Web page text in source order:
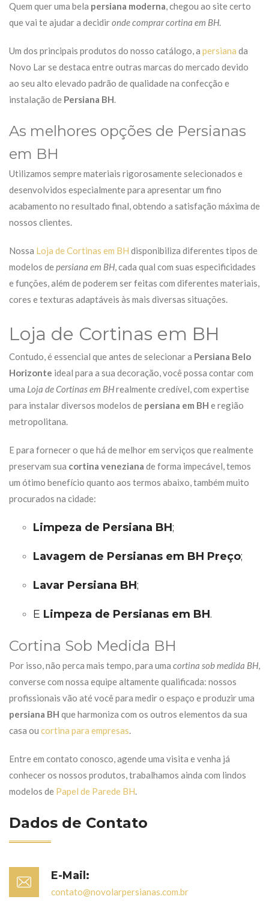
Quem quer uma bela persiana moderna , chegou ao site certo
que vai te ajudar a decidironde comprar cortina em BH
Um dos principais produtos do nosso catálogo, a persiana da
Novo Larse destaca entre outras marcas do mercado devido
ao seu alto elevado padrão de qualidade na confecção e
instalação de Persiana BH
As melhores opções de Persianas
em BH
Utilizamos sempre materiais rigorosamente selecionados e
desenvolvidos especialmente para apresentar um fino
acabamento no resultado final, obtendo a satisfação máxima de
nossos clientes.
Nossa Loja de Cortinas em BH disponibiliza diferentes tipos de
modelos depersiana em BH , cada qual com suas especificidades
e funções, além de poderem ser feitas com diferentes materiais,
cores e texturas adaptáveis às mais diversas situações.
Loja de Cortinas em BH
Contudo, é essencial que antes de selecionar a Persiana Belo
Horizonte ideal para a sua decoração, você possa contar com
uma Loja de Cortinas em BHrealmente credível, com expertise
para instalar diversos modelos de persiana em BH e região
metropolitana.
E para fornecer o que há de melhor em serviços que realmente
preservam sua cortina veneziana de forma impecável, temos
um ótimo benefício quanto aos termos abaixo, também muito
procurados na cidade:
Limpeza de Persiana BH;
Lavagem de Persianas em BH Preço;
Lavar Persiana BH;
E Limpeza de Persianas em BH.
Cortina Sob Medida BH
Por isso, não perca mais tempo, para uma cortina sob medida BH
converse com nossa equipe altamente qualificada: nossos
profissionais vão até você para medir o espaço e produzir uma
persiana BH que harmoniza com os outros elementos da sua
casa ou cortina para empresas
Entre em contato conosco, agende uma visita e venha já
conhecer os nossos produtos, trabalhamos ainda com lindos
modelos de Papel de Parede BH
Dados de Contato
E-Mail:
contato@novolarpersianas.com.br